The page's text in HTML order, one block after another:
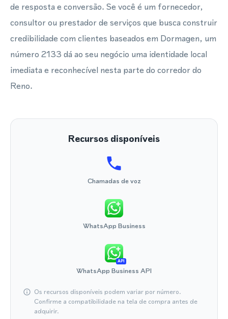
de resposta e conversão. Se você é um fornecedor,
consultor ou prestador de serviços que busca construir
credibilidade com clientes baseados em Dormagen, um
número 2133 dá ao seu negócio uma identidade local
imediata e reconhecível nesta parte do corredor do
Reno.
Recursos disponíveis
Chamadas de voz
WhatsApp Business
API
WhatsApp Business API
Os recursos disponíveis podem variar por número.
Confirme a compatibilidade na tela de compra antes de
adquirir.